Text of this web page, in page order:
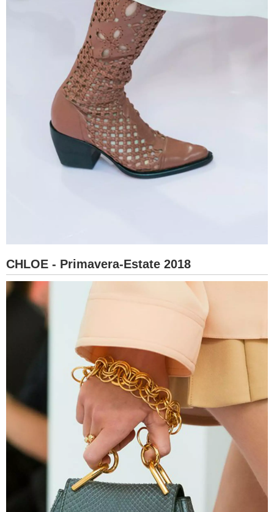
CHLOE - Primavera-Estate 2018